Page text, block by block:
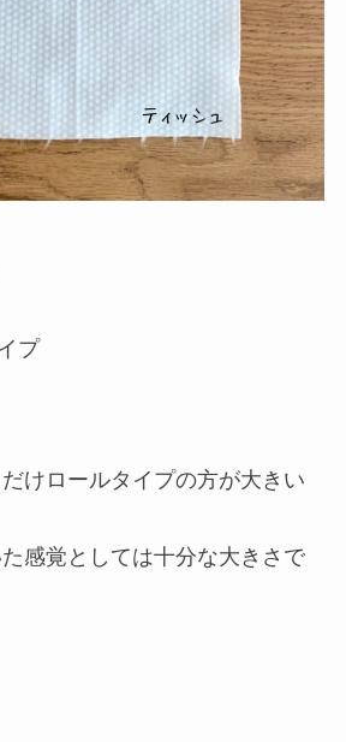
プ
けロールタイプの方が大きい
感覚としては十分な大きさで